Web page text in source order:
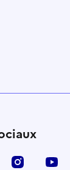
LinkedIn Instagram